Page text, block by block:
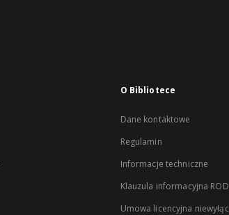
O Bibliotece
Dane kontaktowe
Regulamin
Informacje techniczne
Klauzula informacyjna
Umowa licencyjna